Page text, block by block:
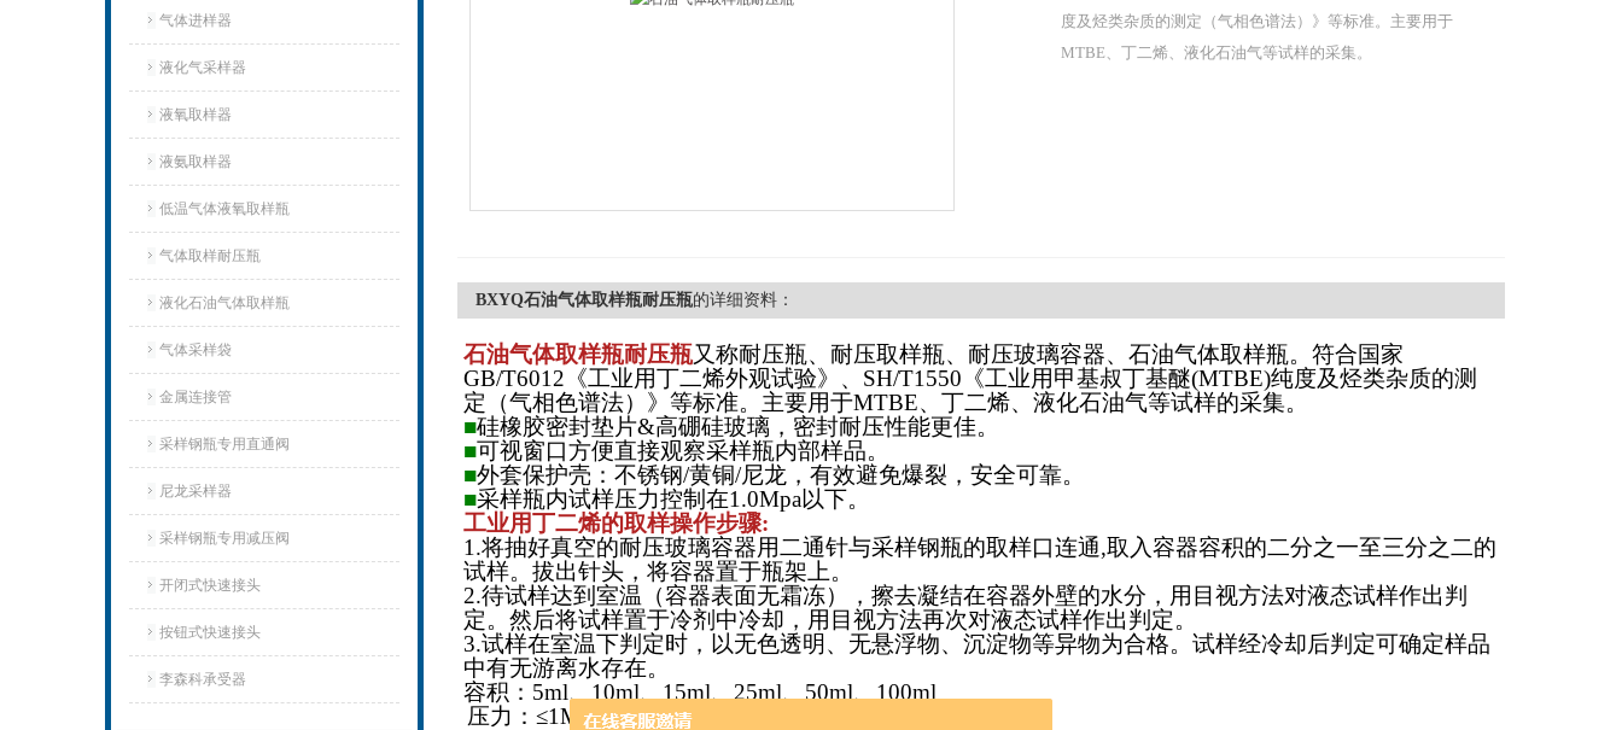
气体进样器
液化气采样器
液氧取样器
液氨取样器
低温气体液氧取样瓶
气体取样耐压瓶
液化石油气体取样瓶
气体采样袋
金属连接管
采样钢瓶专用直通阀
尼龙采样器
采样钢瓶专用减压阀
开闭式快速接头
按钮式快速接头
李森科承受器
度及烃类杂质的测定（气相色谱法）》等标准。主要用于
MTBE、丁二烯、液化石油气等试样的采集。
BXYQ石油气体取样瓶耐压瓶的详细资料：
石油气体取样瓶耐压瓶又称耐压瓶、耐压取样瓶、耐压玻璃容器、石油气体取样瓶。符合国家
GB/T6012《工业用丁二烯外观试验》、SH/T1550《工业用甲基叔丁基醚(MTBE)纯度及烃类杂质的测
定（气相色谱法）》等标准。主要用于MTBE、丁二烯、液化石油气等试样的采集。
■硅橡胶密封垫片&高硼硅玻璃，密封耐压性能更佳。
■可视窗口方便直接观察采样瓶内部样品。
■外套保护壳： 不锈钢/黄铜/尼龙，有效避免爆裂，安全可靠。
■采样瓶内试样压力控制在1.0Mpa以下。
工业用丁二烯的取样操作步骤:
1.将抽好真空的耐压玻璃容器用二通针与采样钢瓶的取样口连通,取入容器容积的二分之一至三分之二的
试样。拔出针头，将容器置于瓶架上。
2.待试样达到室温（容器表面无霜冻），擦去凝结在容器外壁的水分，用目视方法对液态试样作出判
定。然后将试样置于冷剂中冷却，用目视方法再次对液态试样作出判定。
3.试样在室温下判定时，以无色透明、无悬浮物、沉淀物等异物为合格。试样经冷却后判定可确定样品
中有无游离水存在。
容积： 5ml、10ml、15ml、25ml、50ml、100ml
压力： ≤1Mpa